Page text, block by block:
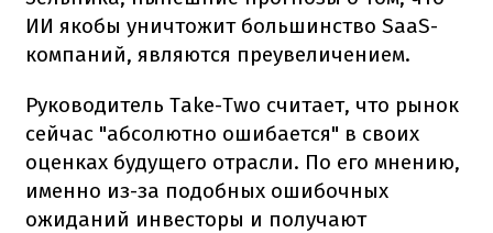
ИИ якобы уничтожит большинство SaaS-
компаний, являются преувеличением.
Руководитель Take-Two считает, что рынок
сейчас "абсолютно ошибается" в своих
оценках будущего отрасли. По его мнению,
именно из-за подобных ошибочных
ожиданий инвесторы и получают